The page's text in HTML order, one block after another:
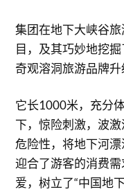
集团在地下大峡谷
目，及其巧妙地挖
奇观溶洞旅游品牌升
它长1000米，充分
下，惊险刺激，波
危险性，将地下河漂
迎合了游客的消费
爱，树立了“中国地